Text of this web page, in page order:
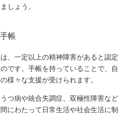
しょう。
帳
、一定以上の精神障害があると認定
です。手帳を持っていることで、自
様々な支援が受けられます。
つ病や統合失調症、双極性障害など
にわたって日常生活や社会生活に制